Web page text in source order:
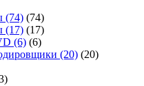
(74) (74)
(17) (17)
(6) (6)
(20) (20)